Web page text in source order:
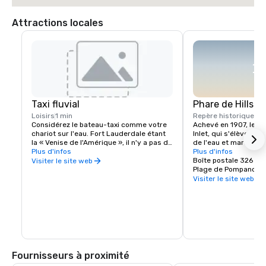
Attractions locales
Taxi fluvial
Loisirs1 min
Considérez le bateau-taxi comme votre
chariot sur l'eau. Fort Lauderdale étant
la « Venise de l'Amérique », il n'y a pas de
meilleure façon de profiter de Venise que
de monter à bord d'un tramway.
Plus d'infos
Visiter le site web
Phare de
Repère historique
Achevé en 1907, le
Inlet, qui s'élève à
de l'eau et marque
récif de Floride,
comme les autres.
lampe de 5 500 000
lampe la plus
Plus d'infos
Boîte postale 326
Plage de Pompano,
Visiter le site web
Fournisseurs à proximité